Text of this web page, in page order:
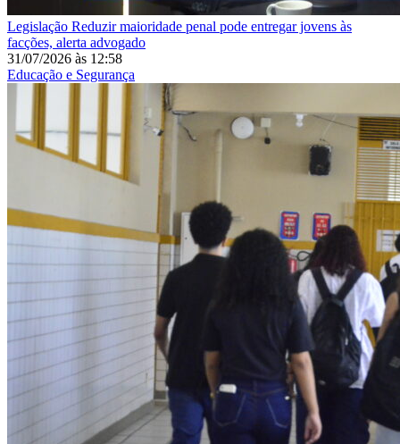
Legislação Reduzir maioridade penal pode entregar jovens às
facções, alerta advogado
31/07/2026 às 12:58
Educação e Segurança